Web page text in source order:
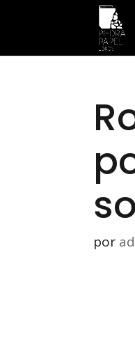
por